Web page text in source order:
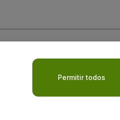
Permitir todos